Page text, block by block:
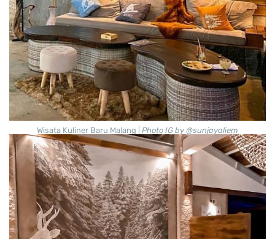
Wisata Kuliner Baru Malang | Photo IG by @sunjayaliem